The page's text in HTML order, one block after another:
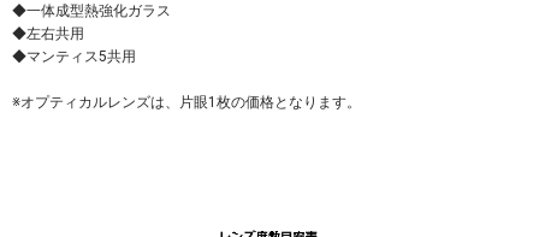
◆一体成型熱強化ガラス
◆左右共用
◆マンティス5共用
※オプティカルレンズは、片眼1枚の価格となります。